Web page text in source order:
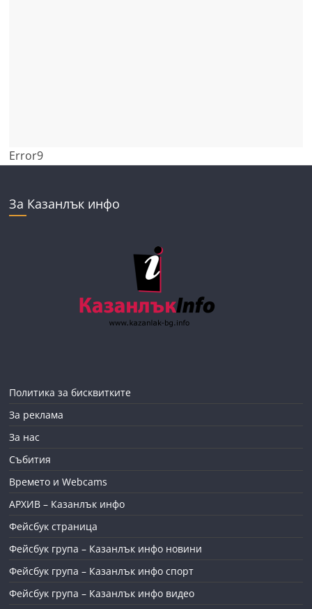
Error9
За Казанлък инфо
Политика за бисквитките
За реклама
За нас
Събития
Времето и Webcams
АРХИВ – Казанлък инфо
Фейсбук страница
Фейсбук група – Казанлък инфо новини
Фейсбук група – Казанлък инфо спорт
Фейсбук група – Казанлък инфо видео